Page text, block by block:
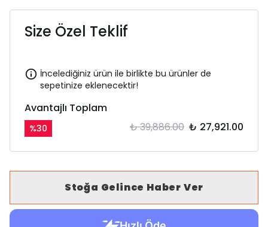
Size Özel Teklif
İncelediğiniz ürün ile birlikte bu ürünler de
sepetinize eklenecektir!
Avantajlı Toplam
%30 ₺ 39,886.00 ₺ 27,921.00
Stoğa Gelince Haber Ver